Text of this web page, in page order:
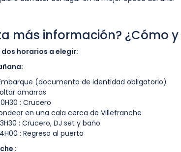
más información? ¿Cómo
horarios a elegir:
(documento de identidad obligatorio)
amarras
: Crucero
en una cala cerca de Villefranche
: Crucero, DJ set y baño
: Regreso al puerto
: